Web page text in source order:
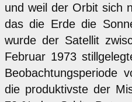
und weil der Orbit sich
das die Erde die
wurde der Satellit
Februar 1973
Beobachtungsperiode
die produktivste der